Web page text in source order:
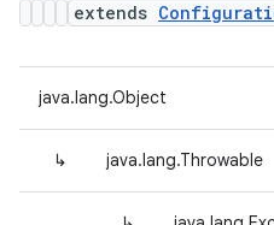
extends
java.lang.Object
↳ java.lang.Throwable